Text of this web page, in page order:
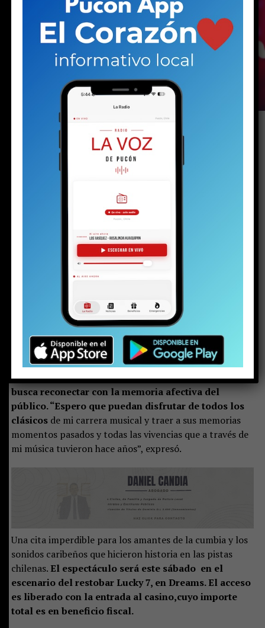
Sábado. El show comenzará pasadas las 22:00
El reconocido cantante y vocalista de la
Malecón” Luis Lambis promete encender la pista del
Lucky 7 con un recorrido lleno de ritmo, nostalgia y
alegría. “Será un encuentro musical con los clásicos
y también con los nuevos temas”
ingeniero de sonido, interpretando todos sus éxitos en
vivo, con pistas de apoyo.
El cantante, conocido por su inconfundible estilo
ser uno de los grandes referentes de la cumbia
colombiana en Chile, aseguró que el espectáculo
busca reconectar con la memoria afectiva del
público. “Espero que puedan disfrutar de todos los
clásicosde mi carrera musical y traer a sus memorias
momentos pasados y todas las vivencias que a través de
mi música tuvieron hace años”, expresó.
Una cita imperdible para los amantes de la cumbia y los
sonidos caribeños que hicieron historia en las pistas
chilenas. El espectáculo será este sábado en el
escenario del restobar Lucky 7, en Dreams. El acceso
es liberado con la entrada al casino,cuyo importe
total es en beneficio fiscal.